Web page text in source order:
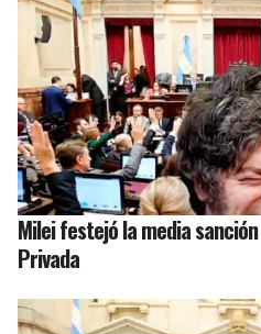
Milei festejó la media
Privada